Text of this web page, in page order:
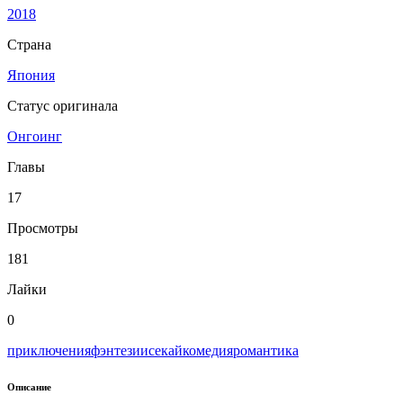
2018
Страна
Япония
Статус оригинала
Онгоинг
Главы
17
Просмотры
181
Лайки
0
приключенияфэнтезиисекайкомедияромантика
Описание